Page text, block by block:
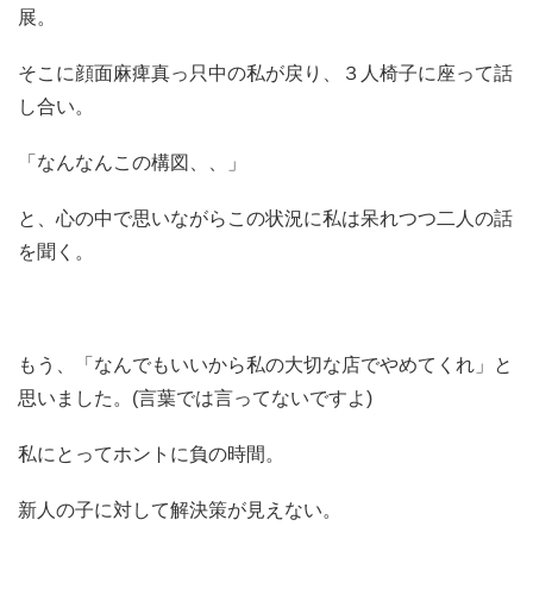
展。
そこに顔面麻痺真っ只中の私が戻り、３人椅子に座って話
し合い。
「なんなんこの構図、、」
と、心の中で思いながらこの状況に私は呆れつつ二人の話
を聞く。
もう、「なんでもいいから私の大切な店でやめてくれ」と
思いました。(言葉では言ってないですよ)
私にとってホントに負の時間。
新人の子に対して解決策が見えない。